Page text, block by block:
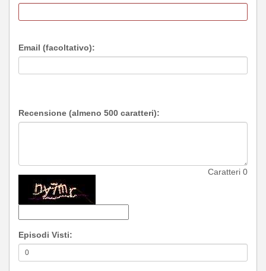
Email (facoltativo):
Recensione (almeno 500 caratteri):
Caratteri 0
Episodi Visti: